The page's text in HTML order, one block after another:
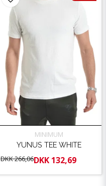
MINIMUM
YUNUS TEE WHITE
DKK 266,06DKK 132,69